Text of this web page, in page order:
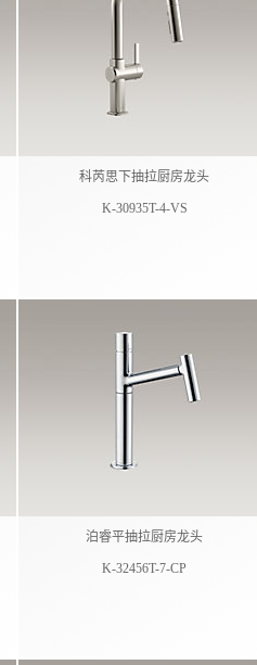
科芮思下抽拉厨房龙头
K-30935T-4-VS
泊睿平抽拉厨房龙头
K-32456T-7-CP